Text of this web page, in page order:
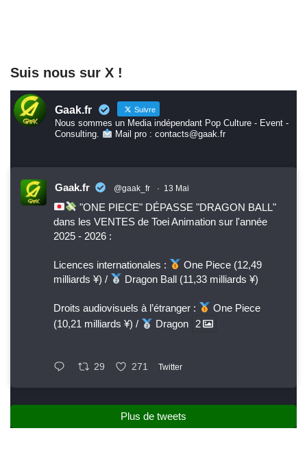
Suis nous sur X !
Gaak.fr Suivre
Nous sommes un Media indépendant Pop Culture - Event -
Consulting.
Mail pro : contacts@gaak.fr
Gaak.fr @gaak_fr · 13 Mai
"ONE PIECE" DÉPASSE "DRAGON BALL"
dans les VENTES de Toei Animation sur l'année
2025 - 2026 :
Licences internationales :
One Piece (12,49
milliards ¥) /
Dragon Ball (11,33 milliards ¥)
Droits audiovisuels à l’étranger :
One Piece
(10,21 milliards ¥) /
Dragon 2
29 271 Twitter
Plus de tweets